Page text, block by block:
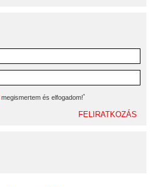
megismertem és elfogadom!*